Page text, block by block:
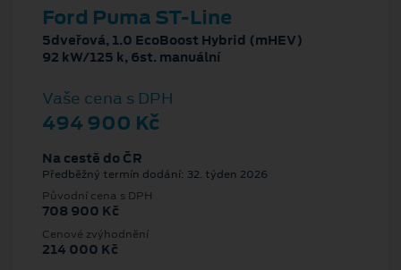
Ford Puma ST-Line
5dveřová, 1.0 EcoBoost Hybrid (mHEV)
92 kW/125 k, 6st. manuální
Vaše cena s DPH
494 900 Kč
Na cestě do ČR
Předběžný termín dodání: 32. týden 2026
Původní cena s DPH
708 900 Kč
Cenové zvýhodnění
214 000 Kč